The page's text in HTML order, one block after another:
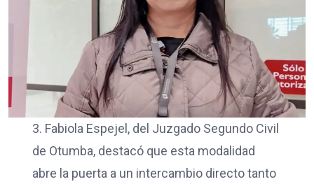
3. Fabiola Espejel, del Juzgado Segundo Civil
de Otumba, destacó que esta modalidad
abre la puerta a un intercambio directo tanto